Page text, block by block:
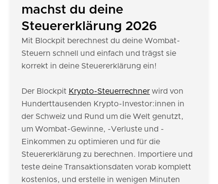
machst du deine
Steuererklärung 2026
Mit Blockpit berechnest du deine Wombat-
Steuern schnell und einfach und trägst sie
korrekt in deine Steuererklärung ein!
Der Blockpit Krypto-Steuerrechner wird von
Hunderttausenden Krypto-Investor:innen in
der Schweiz und Rund um die Welt genutzt,
um Wombat-Gewinne, -Verluste und -
Einkommen zu optimieren und für die
Steuererklärung zu berechnen. Importiere und
teste deine Transaktionsdaten vorab komplett
kostenlos, und erstelle in wenigen Minuten